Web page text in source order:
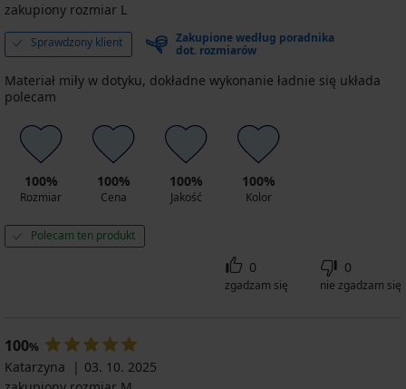
zakupiony rozmiar L
Sprawdzony klient
Zakupione według poradnika
dot. rozmiarów
Materiał miły w dotyku, dokładne wykonanie ładnie się układa
polecam
100%
Rozmiar
100%
Cena
100%
Jakość
100%
Kolor
Polecam ten produkt
0
zgadzam się
0
nie zgadzam się
100%
Katarzyna
03. 10. 2025